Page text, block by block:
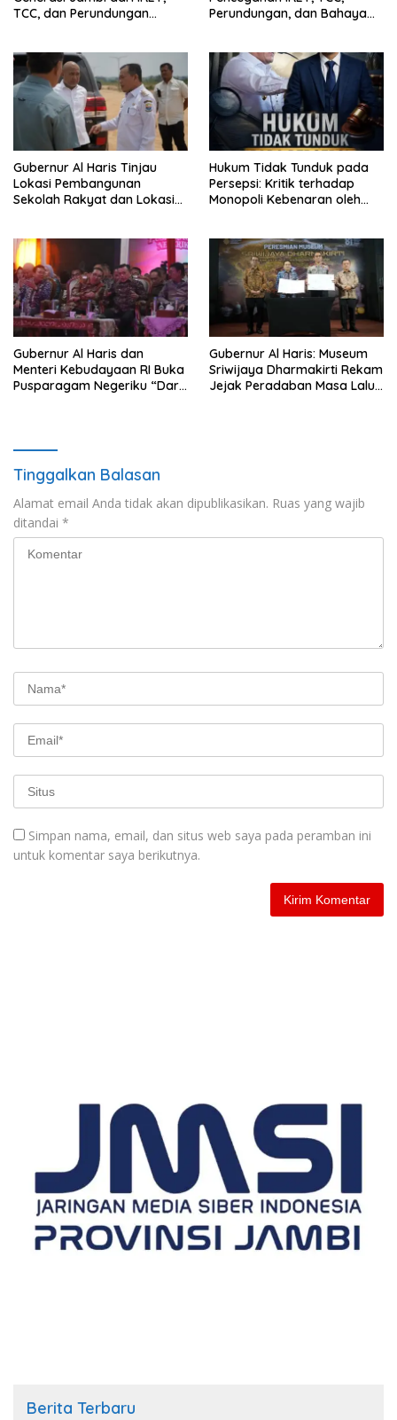
TCC, dan Perundungan
Perundungan, dan Bahaya
bisa jaga diri, 60% masa
depan sudah ada di tangan”
Gubernur Al Haris Tinjau
Lokasi Pembangunan
Sekolah Rakyat dan Lokasi
Hukum Tidak Tunduk pada
Persepsi: Kritik terhadap
Monopoli Kebenaran oleh
Gubernur Al Haris dan
Menteri Kebudayaan RI Buka
Pusparagam Negeriku “Dari
Gubernur Al Haris: Museum
Sriwijaya Dharmakirti Rekam
Jejak Peradaban Masa Lalu
Tinggalkan Balasan
Alamat email Anda tidak akan dipublikasikan. Ruas yang wajib
ditandai *
Simpan nama, email, dan situs web saya pada peramban ini
untuk komentar saya berikutnya.
Berita Terbaru